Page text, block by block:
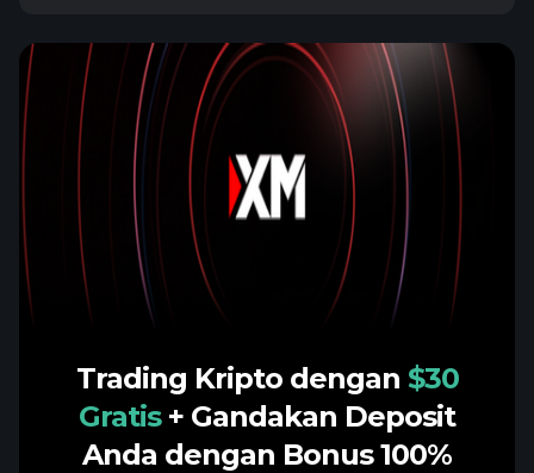
Trading Kripto dengan $30
Gratis + Gandakan Deposit
Anda dengan Bonus 100%